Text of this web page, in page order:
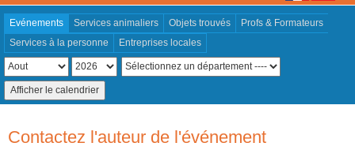
Evénements Services animaliers Objets trouvés
Profs & Formateurs
Services à la personne
Entreprises locales
Contactez l'auteur de l'événement